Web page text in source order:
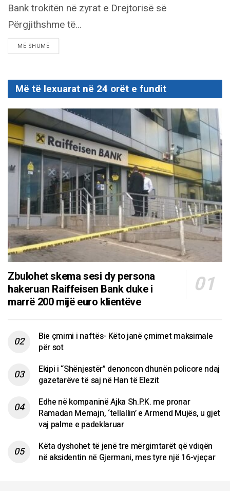
Bank trokitën në zyrat e Drejtorisë së
Përgjithshme të...
MË SHUMËDETAILS
Më të lexuarat në 24 orët e fundit
Zbulohet skema sesi dy persona
hakeruan Raiffeisen Bank duke i
marrë 200 mijë euro klientëve
Bie çmimi i naftës- Këto janë çmimet maksimale
për sot
Ekipi i “Shënjestër” denoncon dhunën policore ndaj
gazetarëve të saj në Han të Elezit
Edhe në kompaninë Ajka Sh.P.K. me pronar
Ramadan Memajn, ‘tellallin’ e Armend Mujës, u gjet
vaj palme e padeklaruar
Këta dyshohet të jenë tre mërgimtarët që vdiqën
në aksidentin në Gjermani, mes tyre një 16-vjeçar